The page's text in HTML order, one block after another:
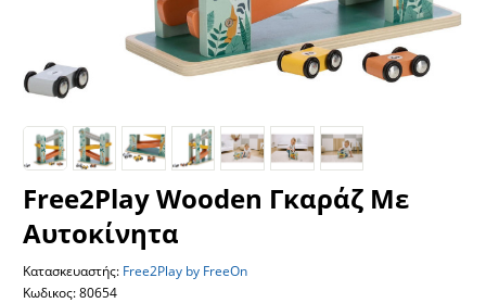
Free2Play Wooden Γκαράζ Με
Αυτοκίνητα
Κατασκευαστής: Free2Play by FreeOn
Κωδικος: 80654